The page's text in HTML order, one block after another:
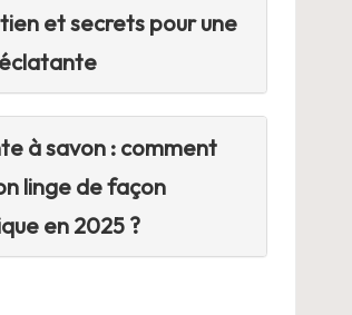
et secrets pour une
à savon : comment
linge de façon
en 2025 ?